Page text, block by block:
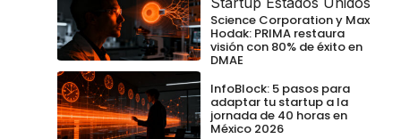
Science Corporation y Max
Hodak: PRIMA restaura
visión con 80% de éxito en
DMAE
InfoBlock: 5 pasos para
adaptar tu startup a la
jornada de 40 horas en
México 2026